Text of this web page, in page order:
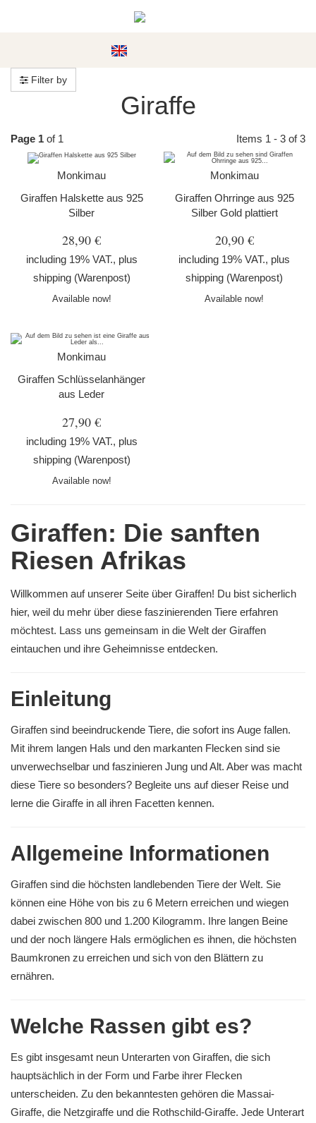
Filter by
Giraffe
Page 1 of 1 Items 1 - 3 of 3
Monkimau
Giraffen Halskette aus 925
Silber
28,90 €
including 19% VAT., plus
shipping (Warenpost)
Available now!
Monkimau
Giraffen Ohrringe aus 925
Silber Gold plattiert
20,90 €
including 19% VAT., plus
shipping (Warenpost)
Available now!
Monkimau
Giraffen Schlüsselanhänger
aus Leder
27,90 €
including 19% VAT., plus
shipping (Warenpost)
Available now!
Giraffen: Die sanften
Riesen Afrikas
Willkommen auf unserer Seite über Giraffen! Du bist sicherlich
hier, weil du mehr über diese faszinierenden Tiere erfahren
möchtest. Lass uns gemeinsam in die Welt der Giraffen
eintauchen und ihre Geheimnisse entdecken.
Einleitung
Giraffen sind beeindruckende Tiere, die sofort ins Auge fallen.
Mit ihrem langen Hals und den markanten Flecken sind sie
unverwechselbar und faszinieren Jung und Alt. Aber was macht
diese Tiere so besonders? Begleite uns auf dieser Reise und
lerne die Giraffe in all ihren Facetten kennen.
Allgemeine Informationen
Giraffen sind die höchsten landlebenden Tiere der Welt. Sie
können eine Höhe von bis zu 6 Metern erreichen und wiegen
dabei zwischen 800 und 1.200 Kilogramm. Ihre langen Beine
und der noch längere Hals ermöglichen es ihnen, die höchsten
Baumkronen zu erreichen und sich von den Blättern zu
ernähren.
Welche Rassen gibt es?
Es gibt insgesamt neun Unterarten von Giraffen, die sich
hauptsächlich in der Form und Farbe ihrer Flecken
unterscheiden. Zu den bekanntesten gehören die Massai-
Giraffe, die Netzgiraffe und die Rothschild-Giraffe. Jede Unterart